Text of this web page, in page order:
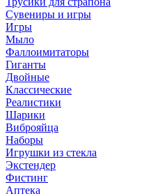
Сувениры и игры
Игры
Мыло
Фаллоимитаторы
Гиганты
Двойные
Классические
Реалистики
Шарики
Виброяйца
Наборы
Игрушки из стекла
Экстендер
Фистинг
Аптека